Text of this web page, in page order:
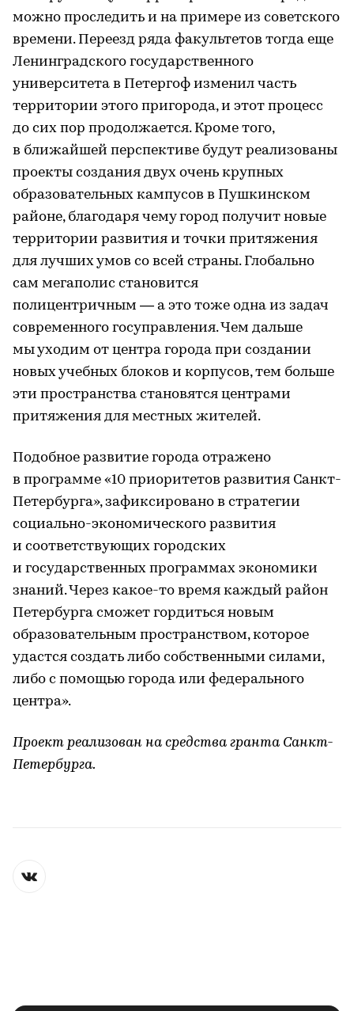
можно проследить и на примере из советского
времени. Переезд ряда факультетов тогда еще
Ленинградского государственного
университета в Петергоф изменил часть
территории этого пригорода, и этот процесс
до сих пор продолжается. Кроме того,
в ближайшей перспективе будут реализованы
проекты создания двух очень крупных
образовательных кампусов в Пушкинском
районе, благодаря чему город получит новые
территории развития и точки притяжения
для лучших умов со всей страны. Глобально
сам мегаполис становится
полицентричным — а это тоже одна из задач
современного госуправления. Чем дальше
мы уходим от центра города при создании
новых учебных блоков и корпусов, тем больше
эти пространства становятся центрами
притяжения для местных жителей.
Подобное развитие города отражено
в программе «10 приоритетов развития Санкт-
Петербурга», зафиксировано в стратегии
социально-экономического развития
и соответствующих городских
и государственных программах экономики
знаний. Через какое-то время каждый район
Петербурга сможет гордиться новым
образовательным пространством, которое
удастся создать либо собственными силами,
либо с помощью города или федерального
центра».
Проект реализован на средства гранта Санкт-
Петербурга.